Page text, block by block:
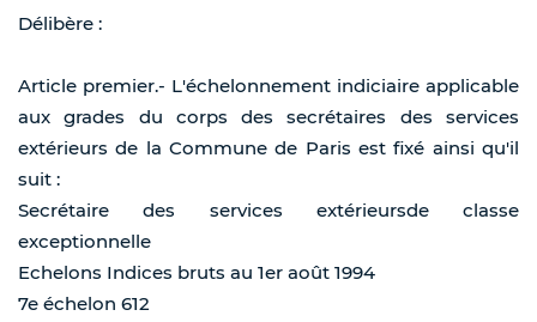
Délibère :
Article premier.- L'échelonnement indiciaire applicable
aux grades du corps des secrétaires des services
extérieurs de la Commune de Paris est fixé ainsi qu'il
suit :
Secrétaire des services extérieursde classe
exceptionnelle
Echelons Indices bruts au 1er août 1994
7e échelon 612